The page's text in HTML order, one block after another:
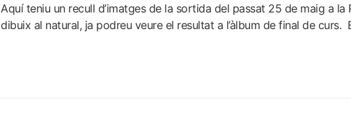
Aquí teniu un recull d’imatges de la sortida del passat 25 de maig a la
dibuix al natural, ja podreu veure el resultat a l’àlbum de final de curs.